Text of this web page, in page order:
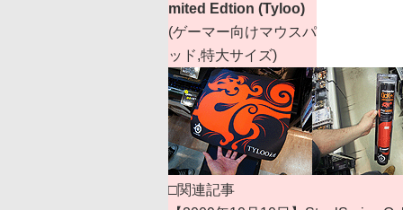
mited Edtion (Tyloo)
(ゲーマー向けマウスパ
ッド,特大サイズ)
□関連記事